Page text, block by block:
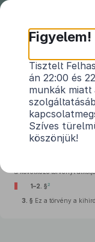
az általános
Hatályos:
a következő törvényt
1–2. §2
3. § Ez a törvény a
Figyelem!
Tisztelt
án 22:00 és
munkák
Szíves
köszönjük!